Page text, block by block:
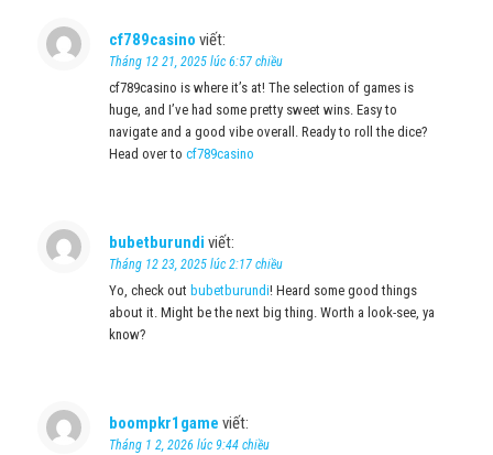
cf789casino viết:
Tháng 12 21, 2025 lúc 6:57 chiều
cf789casino is where it’s at! The selection of games is
huge, and I’ve had some pretty sweet wins. Easy to
navigate and a good vibe overall. Ready to roll the dice?
Head over to cf789casino
bubetburundi viết:
Tháng 12 23, 2025 lúc 2:17 chiều
Yo, check out bubetburundi! Heard some good things
about it. Might be the next big thing. Worth a look-see, ya
know?
boompkr1game viết:
Tháng 1 2, 2026 lúc 9:44 chiều